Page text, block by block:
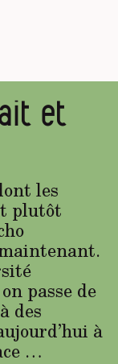
et
les
plutôt
passe de
des
à
…